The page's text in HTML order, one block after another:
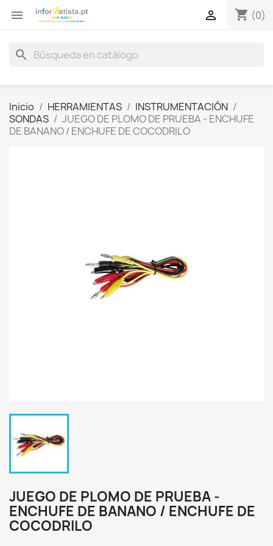
 shopping_cart (0)

search
Inicio HERRAMIENTAS
INSTRUMENTACIÓN
SONDAS
JUEGO DE PLOMO DE PRUEBA - ENCHUFE
DE BANANO / ENCHUFE DE COCODRILO
JUEGO DE PLOMO DE PRUEBA -
ENCHUFE DE BANANO / ENCHUFE DE
COCODRILO